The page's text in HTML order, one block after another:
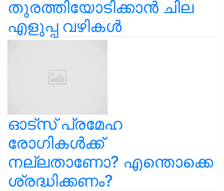
തുരത്തിയോടിക്കാൻ ചില
എളുപ്പ വഴികൾ
ഓട്സ് പ്രമേഹ
രോഗികൾക്ക്
നല്ലതാണോ? എന്തൊക്കെ
ശ്രദ്ധിക്കണം?